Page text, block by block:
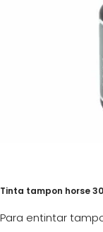
Tinta tampon horse
Para entintar